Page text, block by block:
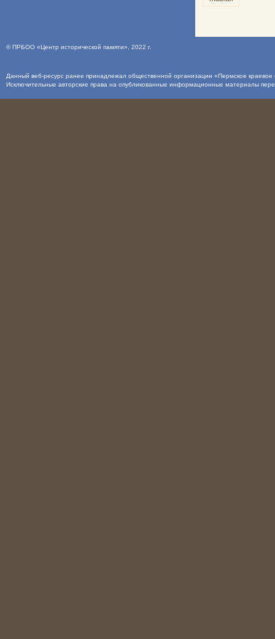
©ПРБОО «Центр исторической памяти» , 2022 г.
Данный веб-ресурс ранее принадлежал общественной организации «Пермское
Исключительные авторские права на опубликованные информационные материалы